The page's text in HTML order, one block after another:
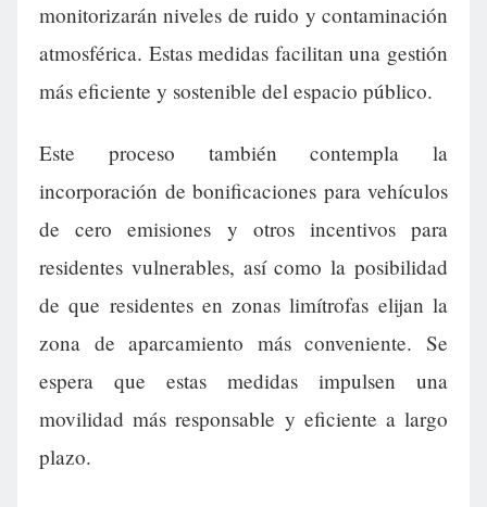
monitorizarán niveles de ruido y contaminación
atmosférica. Estas medidas facilitan una gestión
más eficiente y sostenible del espacio público.
Este proceso también contempla la
incorporación de bonificaciones para vehículos
de cero emisiones y otros incentivos para
residentes vulnerables, así como la posibilidad
de que residentes en zonas limítrofas elijan la
zona de aparcamiento más conveniente. Se
espera que estas medidas impulsen una
movilidad más responsable y eficiente a largo
plazo.